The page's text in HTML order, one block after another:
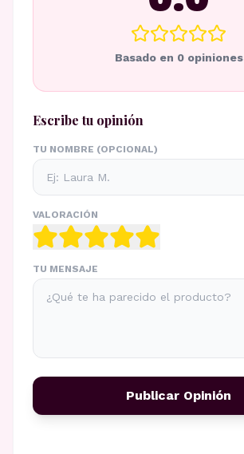
Basado en 0opiniones
Escribe tu opinión
TU NOMBRE (OPCIONAL)
VALORACIÓN
TU MENSAJE
Publicar Opinión